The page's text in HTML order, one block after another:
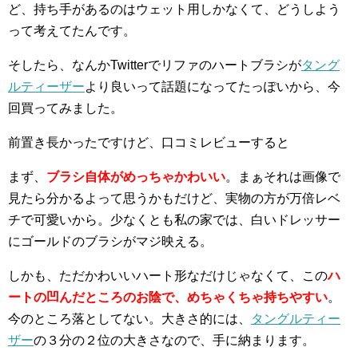
ど、持ち手があるのはウェット用しかなくて、どうしよう
って考えてたんです。
そしたら、なんかTwitterでリファのハートブラシがタング
ルティーザーより良いって話題になってたっぽいから、今
回買ってみました。
前置き長かったですけど、口コミレビューすると
まず、 ブラシ自体がめっちゃかわいい。まぁそれは画像で
見たら分かるよって思うかもだけど、実物の方が万倍レベ
チで可愛いから。少なくとも私の家では、白いドレッサー
にゴールドのブラシがマジ映える。
しかも、ただかわいいハート形なだけじゃなくて、このハ
ートの凹んだところのお陰で、めちゃくちゃ持ちやすい。
今のところ落としてない。大きさ的には、
タングルティー
ザーの３分の２位の大きさなので、手に納まります。